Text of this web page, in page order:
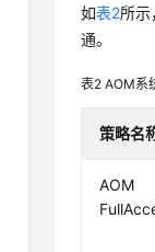
如表2所
通。
表2AOM系
策略名
AOM